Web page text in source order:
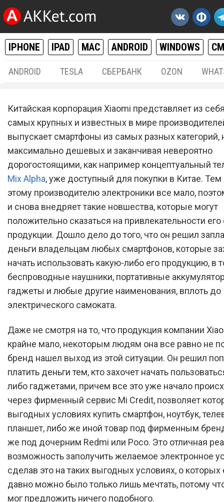
IPHONE IPAD MAC ANDROID WINDOWS
ANDROID TESLA СБЕРБАНК OZON
Xiaomi заплатит деньги
владельцам любых
Китайская корпорация Xiaomi представляет из
самых крупных и известных в мире
выпускает смартфоны из самых разных категорий,
максимально дешевых и заканчивая невероятно
дорогостоящими, как например концептуальный
Mix Alpha, уже доступный для покупки в Китае.
этому производителю электроники все мало,
и снова внедряет такие новшества, которые могут
положительно сказаться на привлекательности
продукции. Дошло дело до того, что он решил
деньги владельцам любых смартфонов, которые
начать использовать какую-либо его продукцию, в
беспроводные наушники, портативные
гаджеты и любые другие наименования, вплоть до
электрического самоката.
Даже не смотря на то, что продукция компании
крайне мало, некоторым людям она все равно не
бренд нашел выход из этой ситуации. Он решил
платить деньги тем, кто захочет начать
либо гаджетами, причем все это уже начало
через фирменный сервис Mi Credit, позволяет
выгодных условиях купить смартфон, ноутбук,
планшет, либо же иной товар под фирменным
же под дочерним Redmi или Poco. Это отличная
возможность заполучить желаемое электронное
сделав это на таких выгодных условиях, о которых
давно можно было только лишь мечтать, потому
мог предложить ничего подобного.